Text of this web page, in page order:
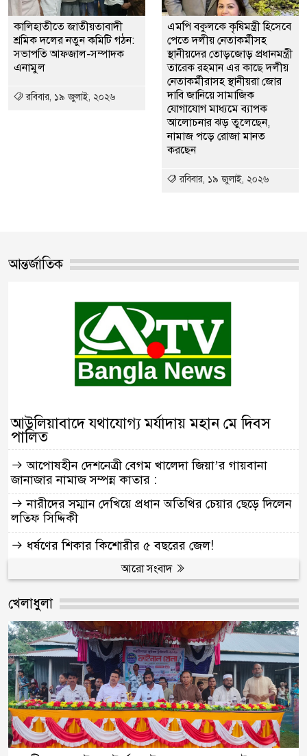
কালিহাতীতে জাতীয়তাবাদী
শ্রমিক দলের নতুন কমিটি গঠন:
সভাপতি আফজাল-সম্পাদক
এনামুল
রবিবার, ১৯ জুলাই, ২০২৬
এমপি বকুলকে কৃষিমন্ত্রী হিসেবে
পেতে দলীয় নেতাকর্মীসহ
স্থানীয়দের তোড়জোড় প্রধানমন্ত্রী
তারেক রহমান এর কাছে দলীয়
নেতাকর্মীরাসহ স্থানীয়রা জোর
দাবি জানিয়ে সামাজিক
যোগাযোগ মাধ্যমে ব্যাপক
আলোচনার ঝড় তুলেছেন,
নামাজ পড়ে রোজা মানত
করছেন
রবিবার, ১৯ জুলাই, ২০২৬
আন্তর্জাতিক
আউলিয়াবাদে যথাযোগ্য মর্যাদায় মহান মে দিবস
পালিত
আপোষহীন দেশনেত্রী বেগম খালেদা জিয়া’র গায়বানা
জানাজার নামাজ সম্পন্ন কাতার :
নারীদের সম্মান দেখিয়ে প্রধান অতিথির চেয়ার ছেড়ে দিলেন
লতিফ সিদ্দিকী
ধর্ষণের শিকার কিশোরীর ৫ বছরের জেল!
আরো সংবাদ
খেলাধুলা